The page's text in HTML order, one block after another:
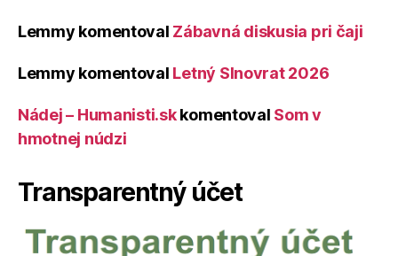
Lemmy komentoval Zábavná diskusia pri čaji
Lemmy komentoval Letný Slnovrat 2026
Nádej – Humanisti.skkomentoval Som v
hmotnej núdzi
Transparentný účet